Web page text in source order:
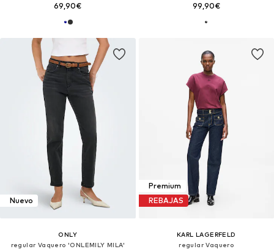
69,90€ 99,90€
Nuevo
ONLY
regular Vaquero 'ONLEMILY MILA'
Premium
REBAJAS
KARL LAGERFELD
regular Vaquero